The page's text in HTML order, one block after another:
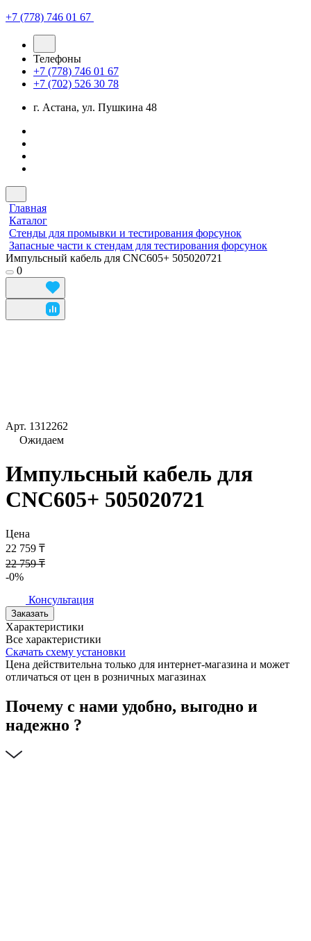
+7 (778) 746 01 67
Телефоны
+7 (778) 746 01 67
+7 (702) 526 30 78
г. Астана, ул. Пушкина 48
Главная
Каталог
Стенды для промывки и тестирования форсунок
Запасные части к стендам для тестирования форсунок
Импульсный кабель для CNC605+ 505020721
0
Арт. 1312262
Ожидаем
Импульсный кабель для
CNC605+ 505020721
Цена
22 759 ₸
22 759 ₸
-0%
Консультация
Заказать
Характеристики
Все характеристики
Скачать схему установки
Цена действительна только для интернет-магазина и может
отличаться от цен в розничных магазинах
Почему с нами удобно, выгодно и
надежно ?